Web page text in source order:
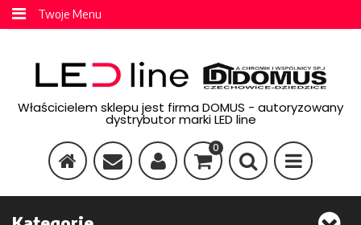
Twoje Menu
Właścicielem sklepu jest firma DOMUS - autoryzowany
dystrybutor marki LED line
0